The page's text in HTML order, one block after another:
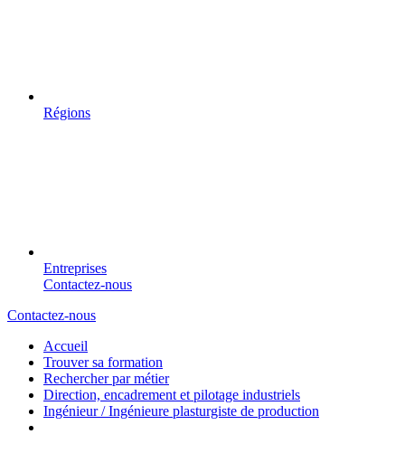
Régions
Entreprises
Contactez-nous
Contactez-nous
Accueil
Trouver sa formation
Rechercher par métier
Direction, encadrement et pilotage industriels
Ingénieur / Ingénieure plasturgiste de production